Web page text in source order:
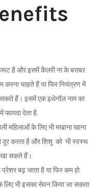
है और इसमें कैलरी ना के बराबर
करना चाहते हैं या फिर नियंत्रण में
हैं। इसमें एक इथेनॉल नाम का
फायदा देता है.
महिलाओं के लिए भी मखाना खाना
दूर करता है और शिशु को भी स्वस्थ
सकते हैं।
बढ़ जाता है या फिर कम हो
भी इसका सेवन किया जा सकता